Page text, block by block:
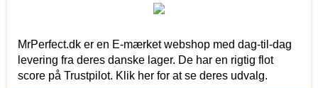
MrPerfect.dk er en E-mærket webshop med dag-til-dag
levering fra deres danske lager. De har en rigtig flot
score på Trustpilot. Klik her for at se deres udvalg.